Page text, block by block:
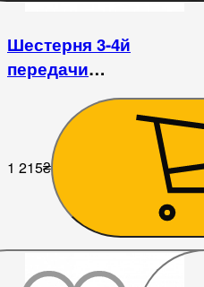
Шестерня 3-4й
передачи
DW244AHT/ATM
1 215₴